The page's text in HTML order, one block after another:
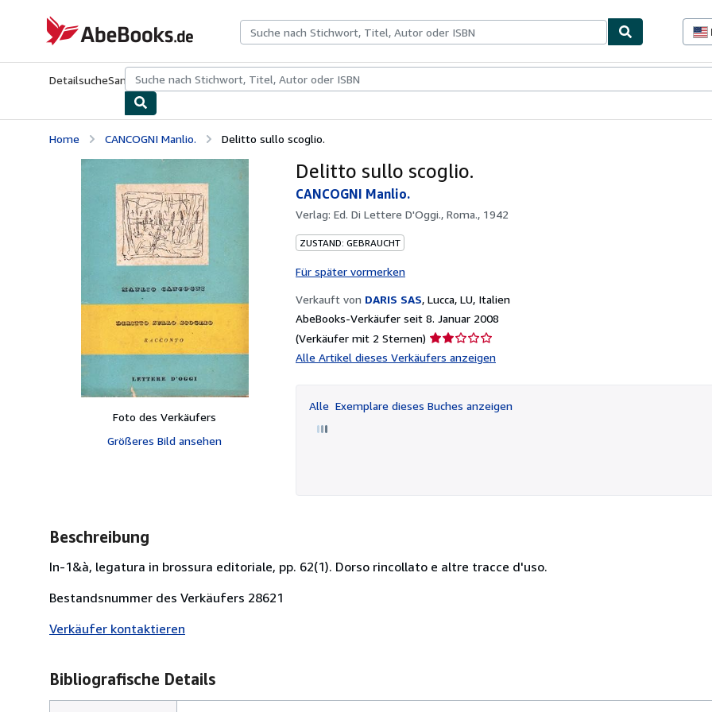
AbeBooks.de
DetailsucheSammlungenAntiquarische BücherKunst & Sammlerstücke
Home CANCOGNI Manlio. Delitto sullo scoglio.
Foto des Verkäufers
Größeres Bild ansehen
Delitto sullo scoglio.
CANCOGNI Manlio.
Verlag: Ed. Di Lettere D'Oggi., Roma., 1942
ZUSTAND: GEBRAUCHT
Für später vormerken
Verkauft von DARIS SAS, Lucca, LU, Italien
AbeBooks-Verkäufer seit 8. Januar 2008
(Verkäufer mit 2 Sternen) Verkäuferbewertung
2
Sternen
Alle Artikel dieses Verkäufers anzeigen
Alle Exemplare dieses Buches anzeigen
Beschreibung
In-1&à, legatura in brossura editoriale, pp. 62(1). Dorso rincollato e altre tracce d'uso.
Bestandsnummer des Verkäufers 28621
Verkäufer kontaktieren
Bibliografische Details